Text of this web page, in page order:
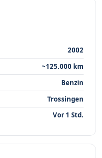
2002
~125.000 km
Benzin
Trossingen
Vor 1 Std.